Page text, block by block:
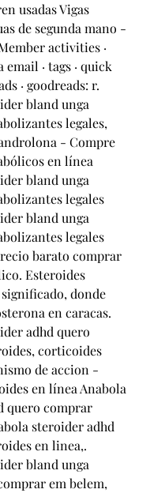
usadas Vigas
de segunda mano -
activities ·
· tags · quick
· goodreads: r.
bland unga
legales,
- Compre
en línea
bland unga
legales
bland unga
legales
barato comprar
Esteroides
donde
en caracas.
adhd quero
corticoides
de accion -
en línea Anabola
quero comprar
steroider adhd
en linea,.
bland unga
em belem,